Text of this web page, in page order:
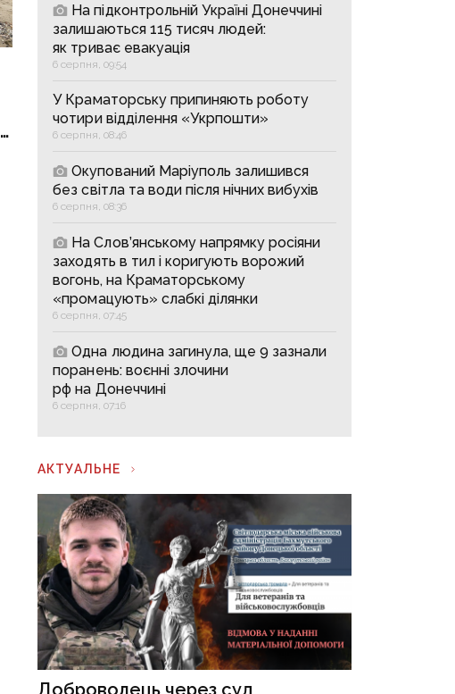
На підконтрольній Україні Донеччині
залишаються 115 тисяч людей:
як триває евакуація
6 серпня, 09:54
У Краматорську припиняють роботу
чотири відділення «Укрпошти»
6 серпня, 08:46
Окупований Маріуполь залишився
без світла та води після нічних вибухів
6 серпня, 08:36
На Слов’янському напрямку росіяни
заходять в тил і коригують ворожий
вогонь, на Краматорському
«промацують» слабкі ділянки
6 серпня, 07:45
Одна людина загинула, ще 9 зазнали
поранень: воєнні злочини
рф на Донеччині
6 серпня, 07:16
АКТУАЛЬНЕ